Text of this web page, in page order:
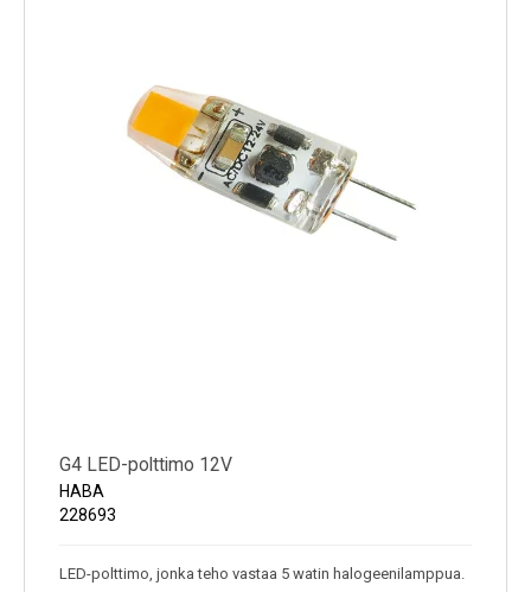
G4 LED-polttimo 12V
HABA
228693
LED-polttimo, jonka teho vastaa 5 watin halogeenilamppua.